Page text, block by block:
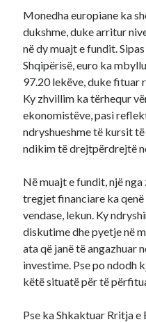
Monedha europiane ka
dukshme, duke arritur
në dy muajt e fundit.
Shqipërisë, euro ka
97.20 lekëve, duke fituar
Ky zhvillim ka tërhequr
ekonomistëve, pasi
ndryshueshme të kursit
ndikim të drejtpërdrejtë
Në muajt e fundit, një
tregjet financiare ka
vendase, lekun. Ky
diskutime dhe pyetje në
ata që janë të angazhuar
investime. Pse po ndodh
këtë situatë për të
Pse ka Shkaktuar Rritja e